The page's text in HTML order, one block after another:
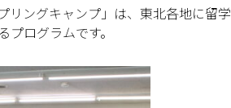
リングキャンプ」は、東北各地に留学
ログラムです。